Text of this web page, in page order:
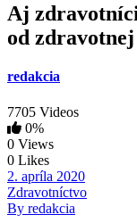
Aj
od
redakcia
7705 Videos
0%
0 Views
0 Likes
2. apríla 2020
Zdravotníctvo
By redakcia